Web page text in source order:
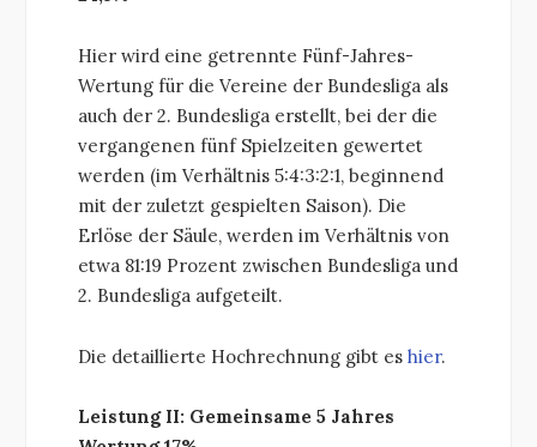
Hier wird eine getrennte Fünf-Jahres-
Wertung für die Vereine der Bundesliga als
auch der 2. Bundesliga erstellt, bei der die
vergangenen fünf Spielzeiten gewertet
werden (im Verhältnis 5:4:3:2:1, beginnend
mit der zuletzt gespielten Saison). Die
Erlöse der Säule, werden im Verhältnis von
etwa 81:19 Prozent zwischen Bundesliga und
2. Bundesliga aufgeteilt.
Die detaillierte Hochrechnung gibt es hier.
Leistung II: Gemeinsame 5 Jahres